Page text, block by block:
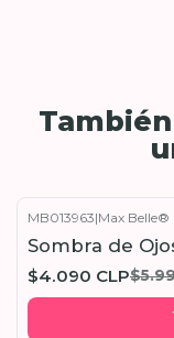
MB013963|Max Belle®
Sombra de
$4.090 CLP